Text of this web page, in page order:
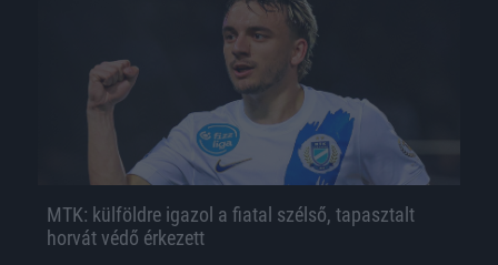
MTK: külföldre igazol a fiatal szélső, tapasztalt
horvát védő érkezett